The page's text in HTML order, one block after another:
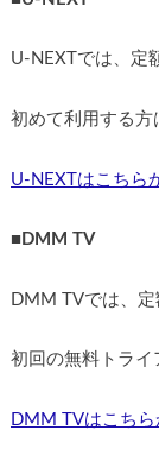
U-NEXTでは、定
初めて利用する方
U-NEXTはこちら
■DMM TV
DMM TVでは、定
初回の無料トライ
DMM TVはこちら